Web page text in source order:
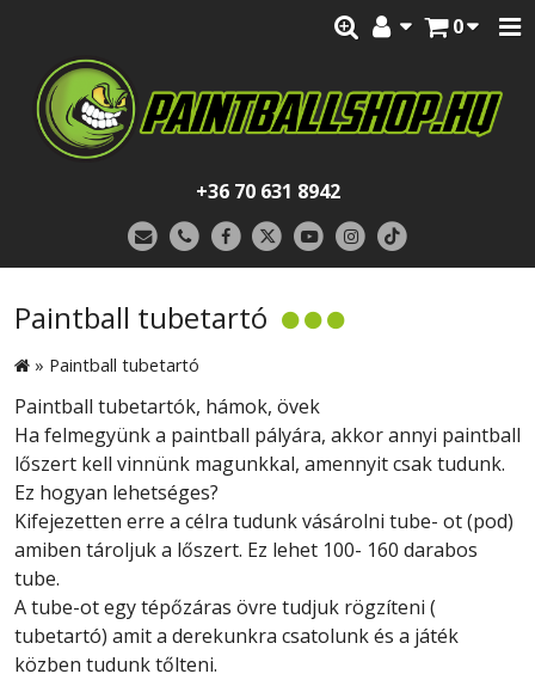
0
+36 70 631 8942
Paintball tubetartó
» Paintball tubetartó
Paintball tubetartók, hámok, övek
Ha felmegyünk a paintball pályára, akkor annyi paintball
lőszert kell vinnünk magunkkal, amennyit csak tudunk.
Ez hogyan lehetséges?
Kifejezetten erre a célra tudunk vásárolni tube- ot (pod)
amiben tároljuk a lőszert. Ez lehet 100- 160 darabos
tube.
A tube-ot egy tépőzáras övre tudjuk rögzíteni (
tubetartó) amit a derekunkra csatolunk és a játék
közben tudunk tőlteni.